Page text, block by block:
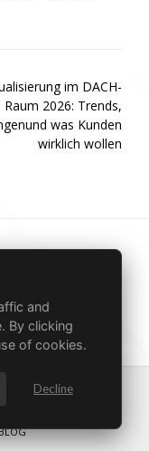
im DACH-
Raum 2026: Trends,
was Kunden
wirklich wollen
Biala |
and
By clicking
of cookies.
Decline